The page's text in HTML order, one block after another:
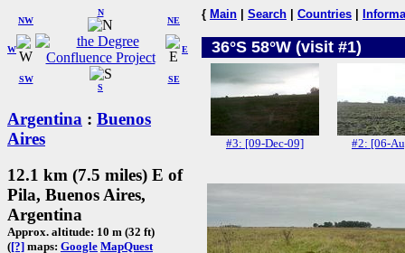
W
NW
N
NE
SW
S
SE
E
Argentina : Buenos
Aires
12.1 km (7.5 miles) E of
Pila, Buenos Aires,
Argentina
Approx. altitude: 10 m (32 ft)
([?] maps: Google MapQuest
{ Main Search Countries
36°S 58°W (visit #1)
#3: [09-Dec-09] #2: [06-